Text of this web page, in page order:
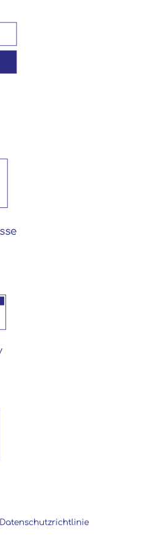
Datenschutzrichtlinie